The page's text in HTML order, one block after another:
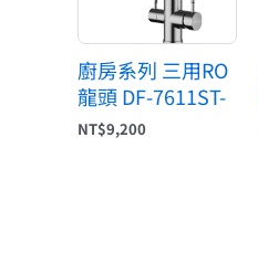
廚房系列 三用RO
龍頭 DF-7611ST-
NT$9,200